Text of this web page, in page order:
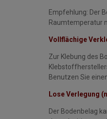
Empfehlung: Der
Raumtemperatur
Vollflächige
Zur Klebung des
Benutzen Sie
Lose Verlegung
Der Bodenbelag